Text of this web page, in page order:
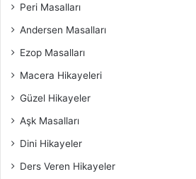
Peri Masalları
Andersen Masalları
Ezop Masalları
Macera Hikayeleri
Güzel Hikayeler
Aşk Masalları
Dini Hikayeler
Ders Veren Hikayeler